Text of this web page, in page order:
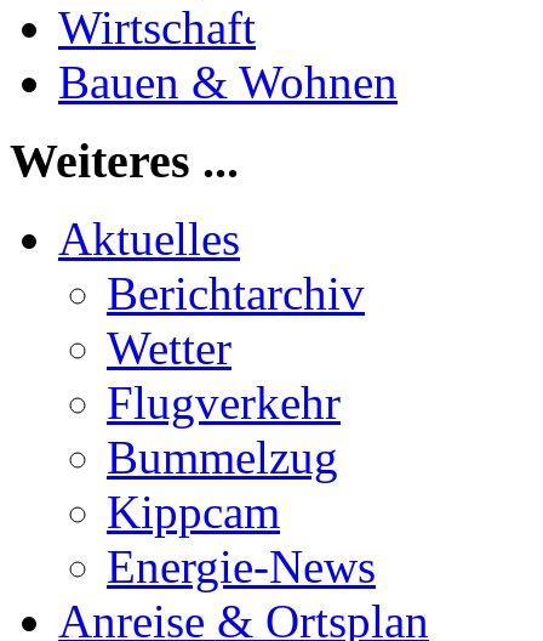
Wirtschaft
Bauen & Wohnen
Weiteres ...
Aktuelles
Berichtarchiv
Wetter
Flugverkehr
Bummelzug
Kippcam
Energie-News
Anreise & Ortsplan